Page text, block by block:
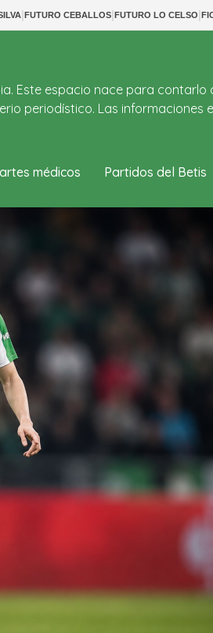
|FUTURO CEBALLOS|FUTURO LO CELSO|
Este espacio nace para
periodístico. Las informaciones
médicos Partidos del Betis